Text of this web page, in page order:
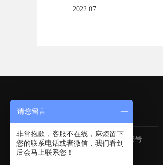
2022.07
深圳 (总部)
深圳福田区深南大道6013号
中国有色大厦
请您留言
非常抱歉，客服不在线，麻烦留下
您的联系电话或者微信，我们看到
后会马上联系您！